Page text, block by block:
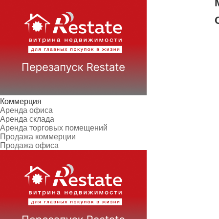
Коммерция
Аренда офиса
Аренда склада
Аренда торговых помещений
Продажа коммерции
Продажа офиса